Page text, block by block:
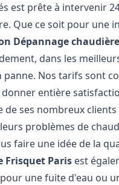
est prête à intervenir
Que ce soit pour une
Dépannage
dans les
panne. Nos tarifs sont
entière
de ses nombreux
problèmes de
faire une idée de la
Frisquet Paris est
une fuite d'eau ou